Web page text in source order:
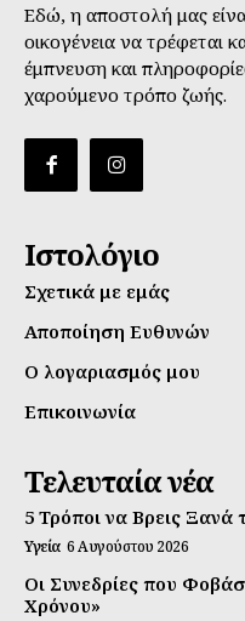
Εδώ, η αποστολή μας
οικογένεια να τρέφεται
έμπνευση και
χαρούμενο τρόπο ζωής.
Ιστολόγιο
Σχετικά με εμάς
Αποποίηση Ευθυνών
Ο λογαριασμός μου
Επικοινωνία
Τελευταία νέα
5 Τρόποι να Βρεις Ξανά
Υγεία 6 Αυγούστου 2026
Οι Συνεδρίες που
Χρόνου»